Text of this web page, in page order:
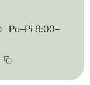
Po–Pi 8:00–